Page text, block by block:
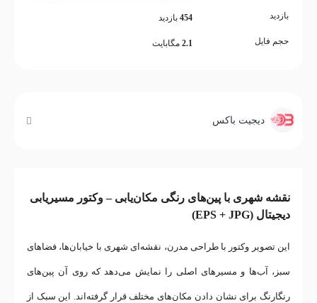
بازدید
حجم فایل
454 بازدید
2.1 مگابایت
دیجیت باکس
نقشه شهری با پین‌های رنگی مکان‌یابی – وکتور مسیریابی
دیجیتال (EPS + JPG)
این تصویر وکتور با طراحی مدرن، نقشه‌ای شهری با خیابان‌ها، فضاهای
سبز، آب‌ها و مسیرهای اصلی را نمایش می‌دهد که روی آن پین‌های
رنگارنگ برای نشان دادن مکان‌های مختلف قرار گرفته‌اند. این سبک از